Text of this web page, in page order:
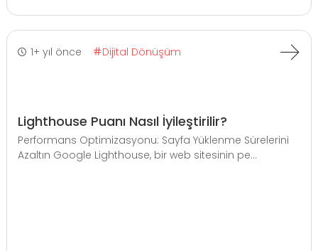
1+ yıl önce Dijital Dönüşüm
Lighthouse Puanı Nasıl İyileştirilir?
Performans Optimizasyonu: Sayfa Yüklenme Sürelerini
Azaltın Google Lighthouse, bir web sitesinin pe...